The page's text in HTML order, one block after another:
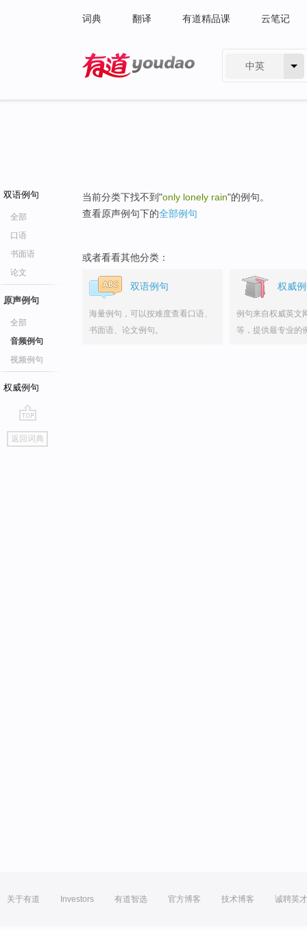
词典 翻译 有道精品课 云笔记
中英
双语例句
全部
口语
书面语
论文
原声例句
全部
音频例句
视频例句
权威例句
go
top
返回词典
当前分类下找不到"only lonely rain"的例句。
查看原声例句下的全部例句
或者看看其他分类：
双语例句
海量例句，可以按难度查看口语、
书面语、论文例句。
权威
例句来自权威英文
等，提供最专业的
关于有道 Investors 有道智选 官方博客 技术博客 诚聘英才